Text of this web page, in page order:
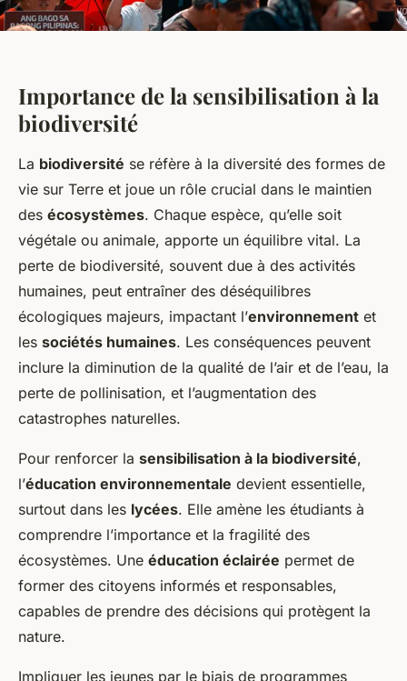
Importance de la sensibilisation à la
biodiversité
La biodiversité se réfère à la diversité des formes de
vie sur Terre et joue un rôle crucial dans le maintien
des écosystèmes. Chaque espèce, qu’elle soit
végétale ou animale, apporte un équilibre vital. La
perte de biodiversité, souvent due à des activités
humaines, peut entraîner des déséquilibres
écologiques majeurs, impactant l’environnement et
les sociétés humaines. Les conséquences peuvent
inclure la diminution de la qualité de l’air et de l’eau, la
perte de pollinisation, et l’augmentation des
catastrophes naturelles.
Pour renforcer la sensibilisation à la biodiversité,
l’éducation environnementale devient essentielle,
surtout dans les lycées. Elle amène les étudiants à
comprendre l’importance et la fragilité des
écosystèmes. Une éducation éclairée permet de
former des citoyens informés et responsables,
capables de prendre des décisions qui protègent la
nature.
Impliquer les jeunes par le biais de programmes